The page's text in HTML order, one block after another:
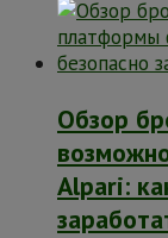
Обзор
Alpari: